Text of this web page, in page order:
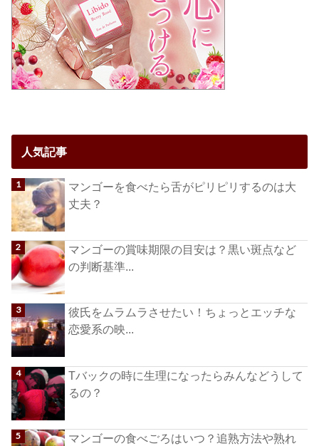
人気記事
マンゴーを食べたら舌がピリピリするのは大
丈夫？
マンゴーの賞味期限の目安は？黒い斑点など
の判断基準...
彼氏をムラムラさせたい！ちょっとエッチな
恋愛系の映...
Tバックの時に生理になったらみんなどうして
るの？
マンゴーの食べごろはいつ？追熟方法や熟れ